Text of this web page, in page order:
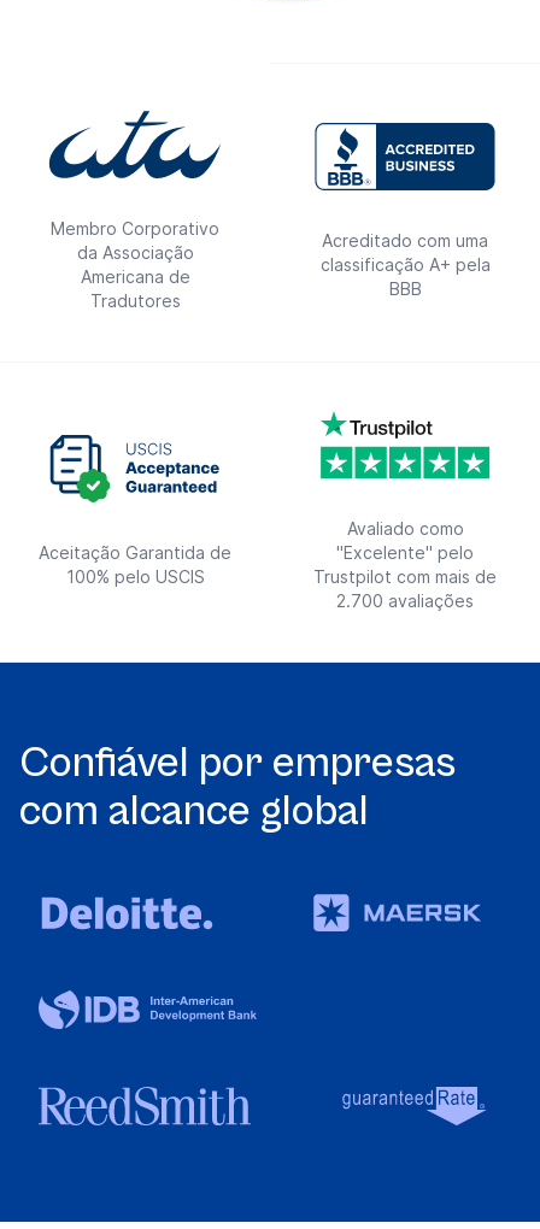
Membro Corporativo
da Associação
Americana de
Tradutores
Acreditado com uma
classificação A+ pela
BBB
Aceitação Garantida de
100% pelo USCIS
Avaliado como
"Excelente" pelo
Trustpilot com mais de
2.700 avaliações
Confiável por empresas
com alcance global